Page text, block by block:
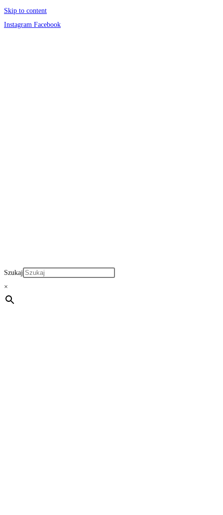
Skip to content
Instagram Facebook
Szukaj
×